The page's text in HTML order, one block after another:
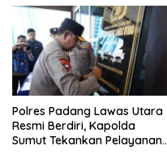
Polres Padang Lawas Utara
Resmi Berdiri, Kapolda
Sumut Tekankan Pelayanan